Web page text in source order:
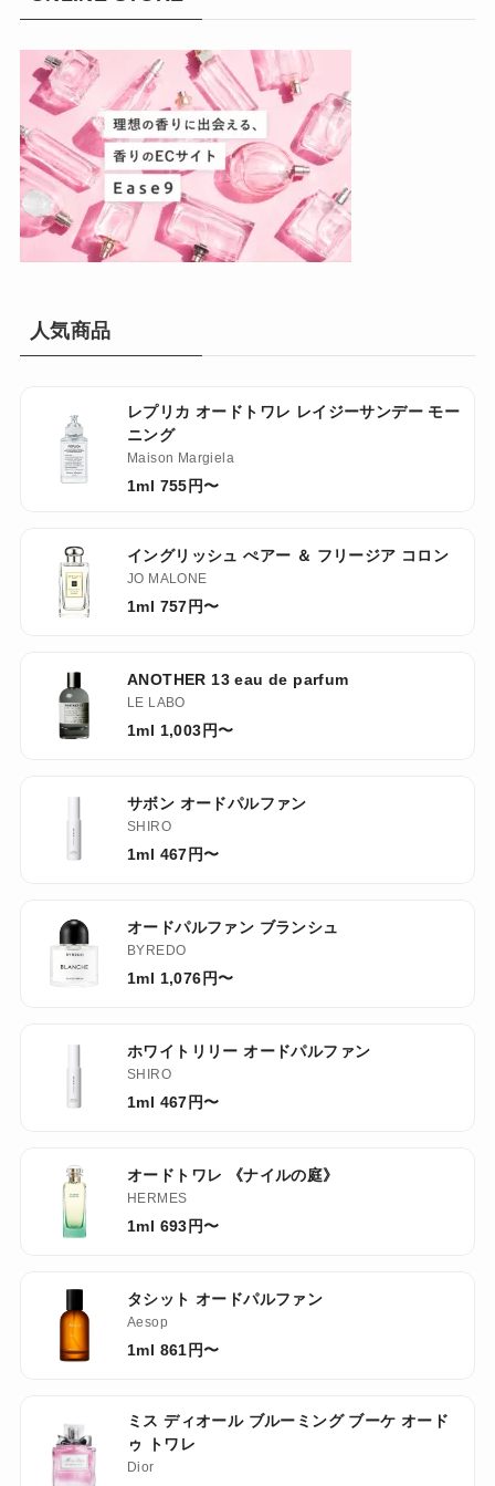
人気商品
レプリカ オードトワレ レイジーサンデー モー
ニング
Maison Margiela
1ml 755円〜
イングリッシュ ぺアー ＆ フリージア コロン
JO MALONE
1ml 757円〜
ANOTHER 13 eau de parfum
LE LABO
1ml 1,003円〜
サボン オードパルファン
SHIRO
1ml 467円〜
オードパルファン ブランシュ
BYREDO
1ml 1,076円〜
ホワイトリリー オードパルファン
SHIRO
1ml 467円〜
オードトワレ 《ナイルの庭》
HERMES
1ml 693円〜
タシット オードパルファン
Aesop
1ml 861円〜
ミス ディオール ブルーミング ブーケ オード
ゥ トワレ
Dior